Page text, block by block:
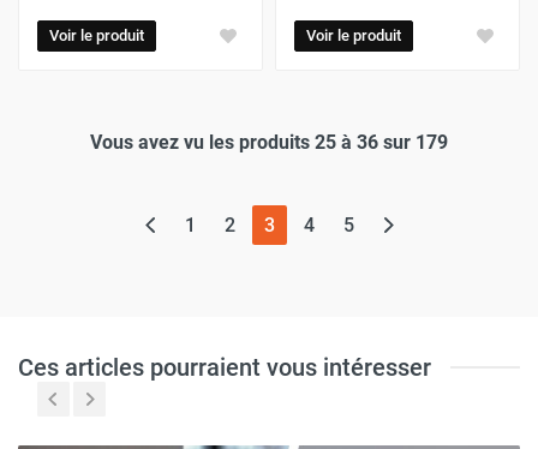
Voir le produit Voir le produit
Vous avez vu les produits 25 à 36 sur 179
1 2 3(page actuelle)
4 5
Ces articles pourraient vous intéresser